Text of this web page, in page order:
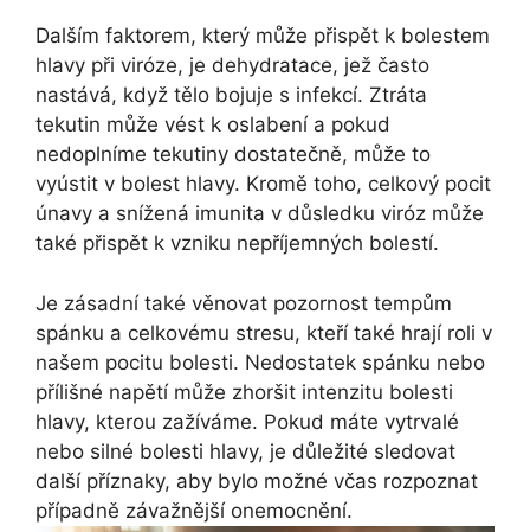
Dalším faktorem, který může přispět k bolestem
hlavy při viróze, je dehydratace, jež často
nastává, když tělo bojuje s infekcí. Ztráta
tekutin může vést k oslabení a pokud
nedoplníme tekutiny dostatečně, může to
vyústit v bolest hlavy. Kromě toho, celkový pocit
únavy a snížená imunita v důsledku viróz může
také přispět k vzniku nepříjemných bolestí.
Je zásadní také věnovat pozornost tempům
spánku a celkovému stresu, kteří také hrají roli v
našem pocitu bolesti. Nedostatek spánku nebo
přílišné napětí může zhoršit intenzitu bolesti
hlavy, kterou zažíváme. Pokud máte vytrvalé
nebo silné bolesti hlavy, je důležité sledovat
další příznaky, aby bylo možné včas rozpoznat
případně závažnější onemocnění.